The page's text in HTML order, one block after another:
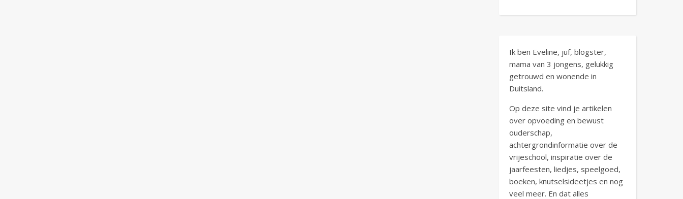
Ik ben Eveline, juf, blogster,
mama van 3 jongens, gelukkig
getrouwd en wonende in
Duitsland.
Op deze site vind je artikelen
over opvoeding en bewust
ouderschap,
achtergrondinformatie over de
vrijeschool, inspiratie over de
jaarfeesten, liedjes, speelgoed,
boeken, knutselsideetjes en nog
veel meer. En dat alles